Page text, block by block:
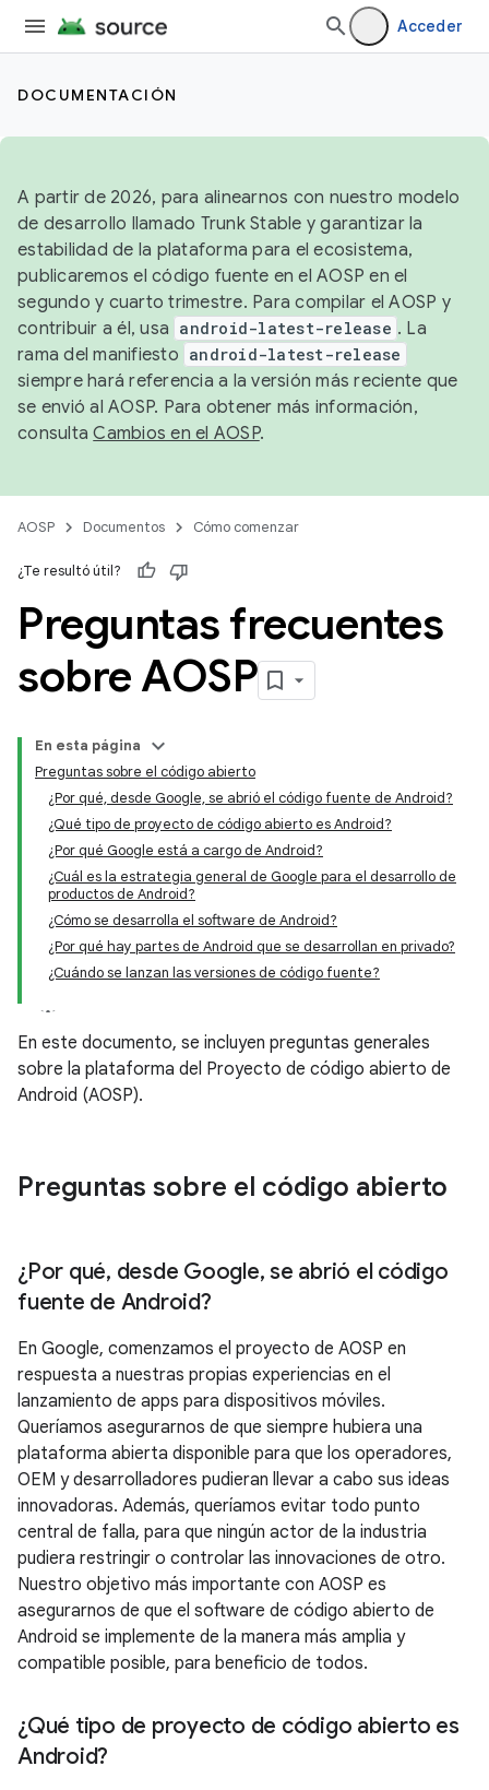
Acceder
DOCUMENTACIÓN
A partir de 2026, para alinearnos con nuestro modelo
de desarrollo llamado Trunk Stable y garantizar la
estabilidad de la plataforma para el ecosistema,
publicaremos el código fuente en el AOSP en el
segundo y cuarto trimestre. Para compilar el AOSP y
contribuir a él, usa android-latest-release . La
rama del manifiesto android-latest-release
siempre hará referencia a la versión más reciente que
se envió al AOSP. Para obtener más información,
consultaCambios en el AOSP.
AOSP Documentos Cómo comenzar
¿Te resultó útil?
Preguntas frecuentes
sobre AOSP
En esta página
Preguntas sobre el código abierto
¿Por qué, desde Google, se abrió el código fuente de Android?
¿Qué tipo de proyecto de código abierto es Android?
¿Por qué Google está a cargo de Android?
¿Cuál es la estrategia general de Google para el desarrollo de
productos de Android?
¿Cómo se desarrolla el software de Android?
¿Por qué hay partes de Android que se desarrollan en privado?
¿Cuándo se lanzan las versiones de código fuente?
En este documento, se incluyen preguntas generales
sobre la plataforma del Proyecto de código abierto de
Android (AOSP).
Preguntas sobre el código abierto
¿Por qué, desde Google, se abrió el código
fuente de Android?
En Google, comenzamos el proyecto de AOSP en
respuesta a nuestras propias experiencias en el
lanzamiento de apps para dispositivos móviles.
Queríamos asegurarnos de que siempre hubiera una
plataforma abierta disponible para que los operadores,
OEM y desarrolladores pudieran llevar a cabo sus ideas
innovadoras. Además, queríamos evitar todo punto
central de falla, para que ningún actor de la industria
pudiera restringir o controlar las innovaciones de otro.
Nuestro objetivo más importante con AOSP es
asegurarnos de que el software de código abierto de
Android se implemente de la manera más amplia y
compatible posible, para beneficio de todos.
¿Qué tipo de proyecto de código abierto es
Android?